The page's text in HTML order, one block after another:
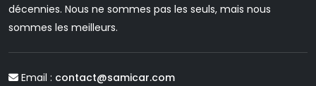
décennies. Nous ne sommes pas les seuls, mais nous
sommes les meilleurs.
Email : contact@samicar.com